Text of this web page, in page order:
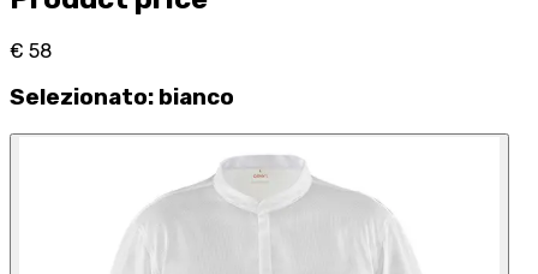
€ 58
Selezionato: bianco